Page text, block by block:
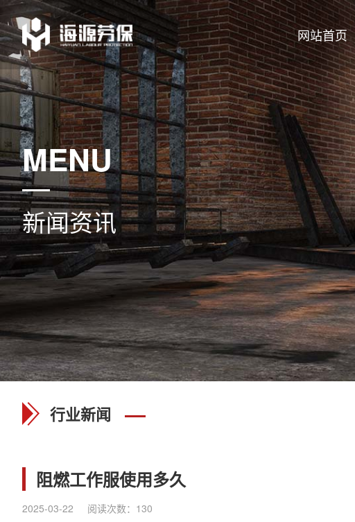
网站首页
MENU
新闻资讯
行业新闻
阻燃工作服使用多久
2025-03-22 阅读次数： 130